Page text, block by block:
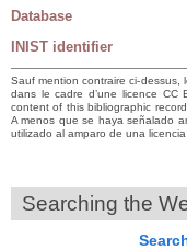
Database
INIST identifier
Sauf mention contraire ci-
dans le cadre d’une licence CC
content of this bibliographic
A menos que se haya señalado
utilizado al amparo de una
Searching the